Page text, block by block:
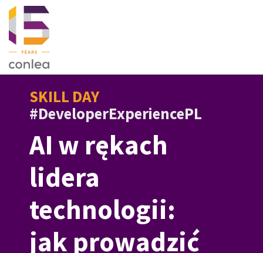
SKILL DAY
#DeveloperExperiencePL
AI w rękach
lidera
technologii:
jak prowadzić